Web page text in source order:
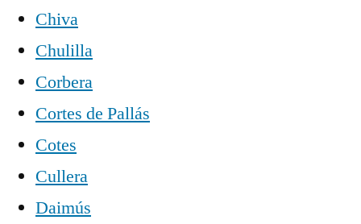
Chiva
Chulilla
Corbera
Cortes de Pallás
Cotes
Cullera
Daimús